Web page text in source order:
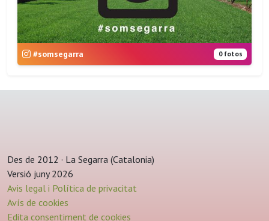
#somsegarra 0 fotos
Des de 2012 · La Segarra (Catalonia)
Versió juny 2026
Avis legal i Política de privacitat
Avís de cookies
Edita consentiment de cookies